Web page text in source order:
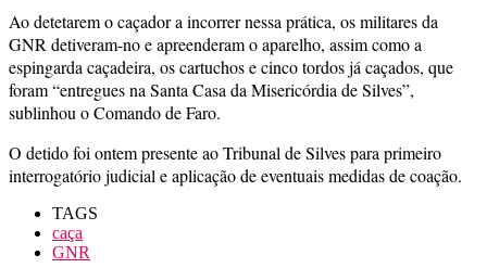
Ao detetarem o caçador a incorrer nessa prática, os militares da
GNR detiveram-no e apreenderam o aparelho, assim como a
espingarda caçadeira, os cartuchos e cinco tordos já caçados, que
foram “entregues na Santa Casa da Misericórdia de Silves”,
sublinhou o Comando de Faro.
O detido foi ontem presente ao Tribunal de Silves para primeiro
interrogatório judicial e aplicação de eventuais medidas de coação.
TAGS
caça
GNR